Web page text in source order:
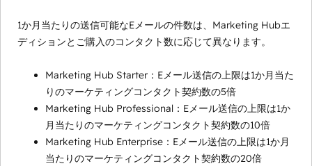
1か月当たりの送信可能なEメールの件数は、Marketing Hubエ
ディションとご購入のコンタクト数に応じて異なります。
Marketing Hub Starter：Eメール送信の上限は1か月当た
りのマーケティングコンタクト契約数の5倍
Marketing Hub Professional：Eメール送信の上限は1か
月当たりのマーケティングコンタクト契約数の10倍
Marketing Hub Enterprise：Eメール送信の上限は1か月
当たりのマーケティングコンタクト契約数の20倍